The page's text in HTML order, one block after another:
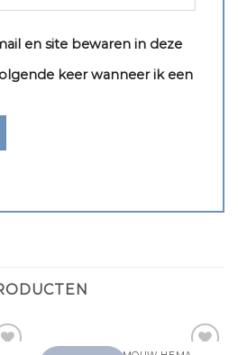
en site bewaren in deze
keer wanneer ik een